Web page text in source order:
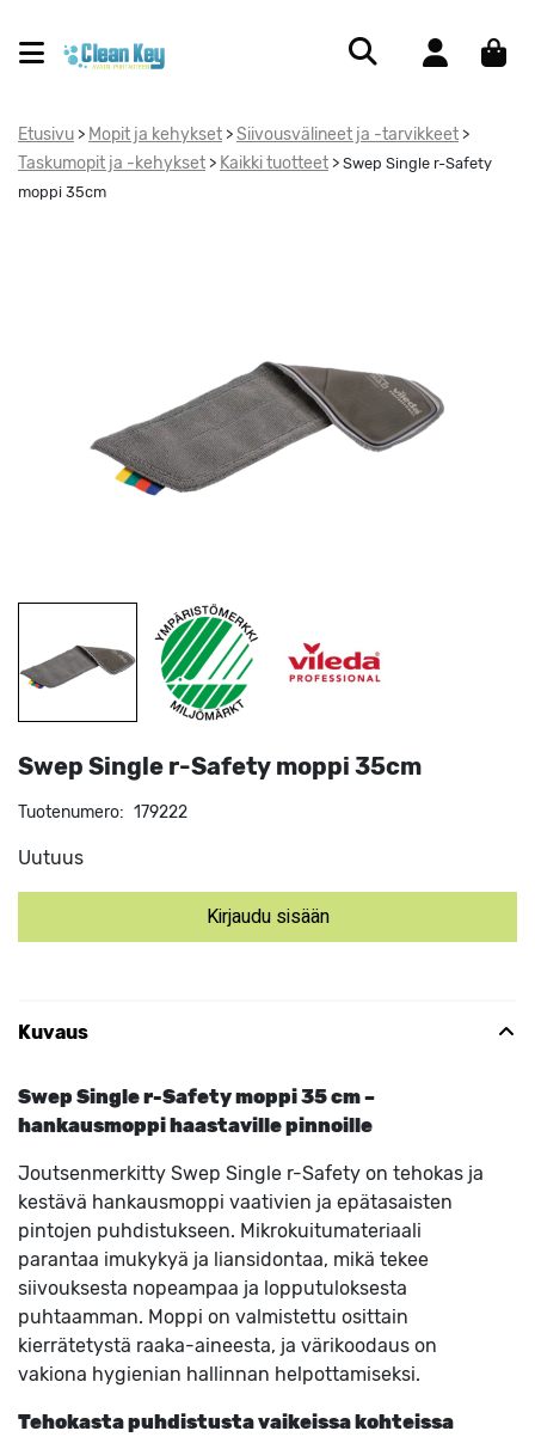
Etusivu > Mopit ja kehykset > Siivousvälineet ja -tarvikkeet >
Taskumopit ja -kehykset > Kaikki tuotteet > Swep Single r-Safety
moppi 35cm
Swep Single r-Safety moppi 35cm
Tuotenumero: 179222
Uutuus
Kirjaudu sisään
Kuvaus
Swep Single r-Safety moppi 35 cm –
hankausmoppi haastaville pinnoille
Joutsenmerkitty Swep Single r-Safety on tehokas ja
kestävä hankausmoppi vaativien ja epätasaisten
pintojen puhdistukseen. Mikrokuitumateriaali
parantaa imukykyä ja liansidontaa, mikä tekee
siivouksesta nopeampaa ja lopputuloksesta
puhtaamman. Moppi on valmistettu osittain
kierrätetystä raaka-aineesta, ja värikoodaus on
vakiona hygienian hallinnan helpottamiseksi.
Tehokasta puhdistusta vaikeissa kohteissa